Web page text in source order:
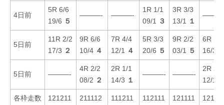
4日前
5R 6/6
19/6 ５
———- ———-
1R 1/1
09/1
３
3R 3/3
13/1
１
5日前
11R 2/2
17/3 ２
9R 6/6
10/4 ４
7R 4/4
12/1
４
5R 3/3
20/6 ５
9R 2/2
03/1
５
6R 5/5
16/3
5日前 ———-
4R 2/2
08/2 ２
2R 1/1
14/3 １
———- ———-
2R 2/2
12/1
各枠走数 121211 211112 111211 112111 121111